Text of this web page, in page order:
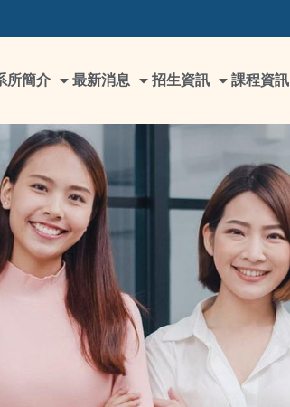
所簡介 最新消息 招生資訊 課程資訊